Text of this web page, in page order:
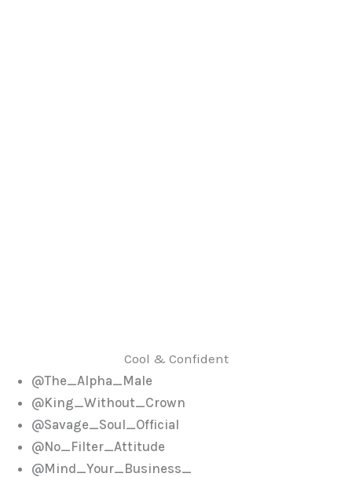
Cool & Confident
@The_Alpha_Male
@King_Without_Crown
@Savage_Soul_Official
@No_Filter_Attitude
@Mind_Your_Business_